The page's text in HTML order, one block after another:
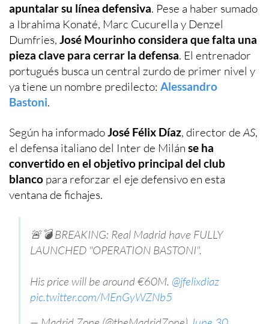
apuntalar su línea defensiva. Pese a haber sumado
a Ibrahima Konaté, Marc Cucurella y Denzel
Dumfries, José Mourinho considera que falta una
pieza clave para cerrar la defensa. El entrenador
portugués busca un central zurdo de primer nivel y
ya tiene un nombre predilecto: Alessandro
Bastoni.
Según ha informadoJosé Félix Díaz, director deAS,
el defensa italiano del Inter de Milán se ha
convertido en el objetivo principal del club
blanco para reforzar el eje defensivo en esta
ventana de fichajes.
🚨💣 BREAKING: Real Madrid have FULLY
LAUNCHED "OPERATION BASTONI".
His price will be around €60M. @jfelixdiaz
pic.twitter.com/MEnGyWZNb5